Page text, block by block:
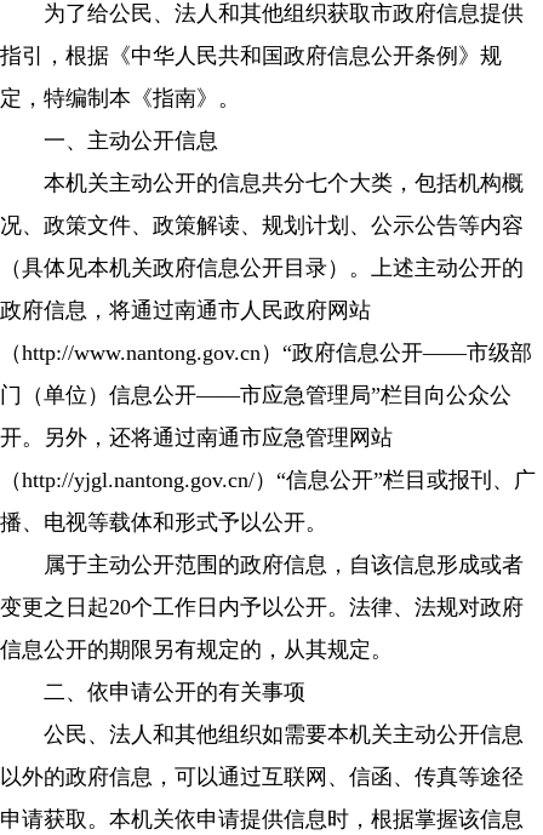
为了给公民、法人和其他组织获取市政府信息提供
指引，根据《中华人民共和国政府信息公开条例》规
定，特编制本《指南》。
一、主动公开信息
本机关主动公开的信息共分七个大类，包括机构概
况、政策文件、政策解读、规划计划、公示公告等内容
（具体见本机关政府信息公开目录）。上述主动公开的
政府信息，将通过南通市人民政府网站
（http://www.nantong.gov.cn）“政府信息公开——市级部
门（单位）信息公开——市应急管理局”栏目向公众公
开。另外，还将通过南通市应急管理网站
（http://yjgl.nantong.gov.cn/）“信息公开”栏目或报刊、广
播、电视等载体和形式予以公开。
属于主动公开范围的政府信息，自该信息形成或者
变更之日起20个工作日内予以公开。法律、法规对政府
信息公开的期限另有规定的，从其规定。
二、依申请公开的有关事项
公民、法人和其他组织如需要本机关主动公开信息
以外的政府信息，可以通过互联网、信函、传真等途径
申请获取。本机关依申请提供信息时，根据掌握该信息